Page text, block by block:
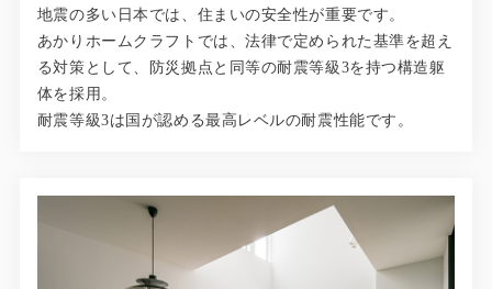
地震の多い日本では、住まいの安全性が重要です。
あかりホームクラフトでは、法律で定められた基準を超え
る対策として、防災拠点と同等の耐震等級3を持つ構造躯
体を採用。
耐震等級3は国が認める最高レベルの耐震性能です。